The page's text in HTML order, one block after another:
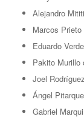
Alejandro
Marcos
Eduardo
Pakito Murillo
Joel
Ángel
Gabriel